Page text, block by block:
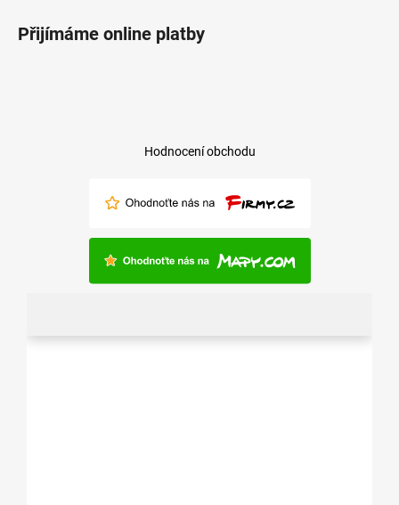
Přijímáme online platby
Hodnocení obchodu